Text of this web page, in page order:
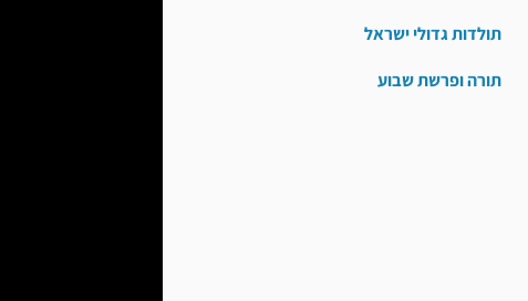
תולדות גדולי ישראל
תורה ופרשת שבוע